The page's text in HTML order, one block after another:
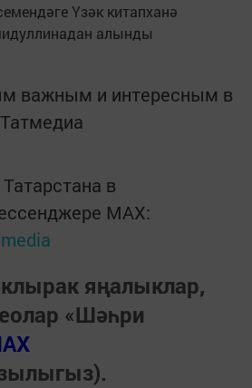
Үзәк китапханә
алынды
важным и интересным в
Татмедиа
в
MАХ:
яңалыклар,
«Шәһри